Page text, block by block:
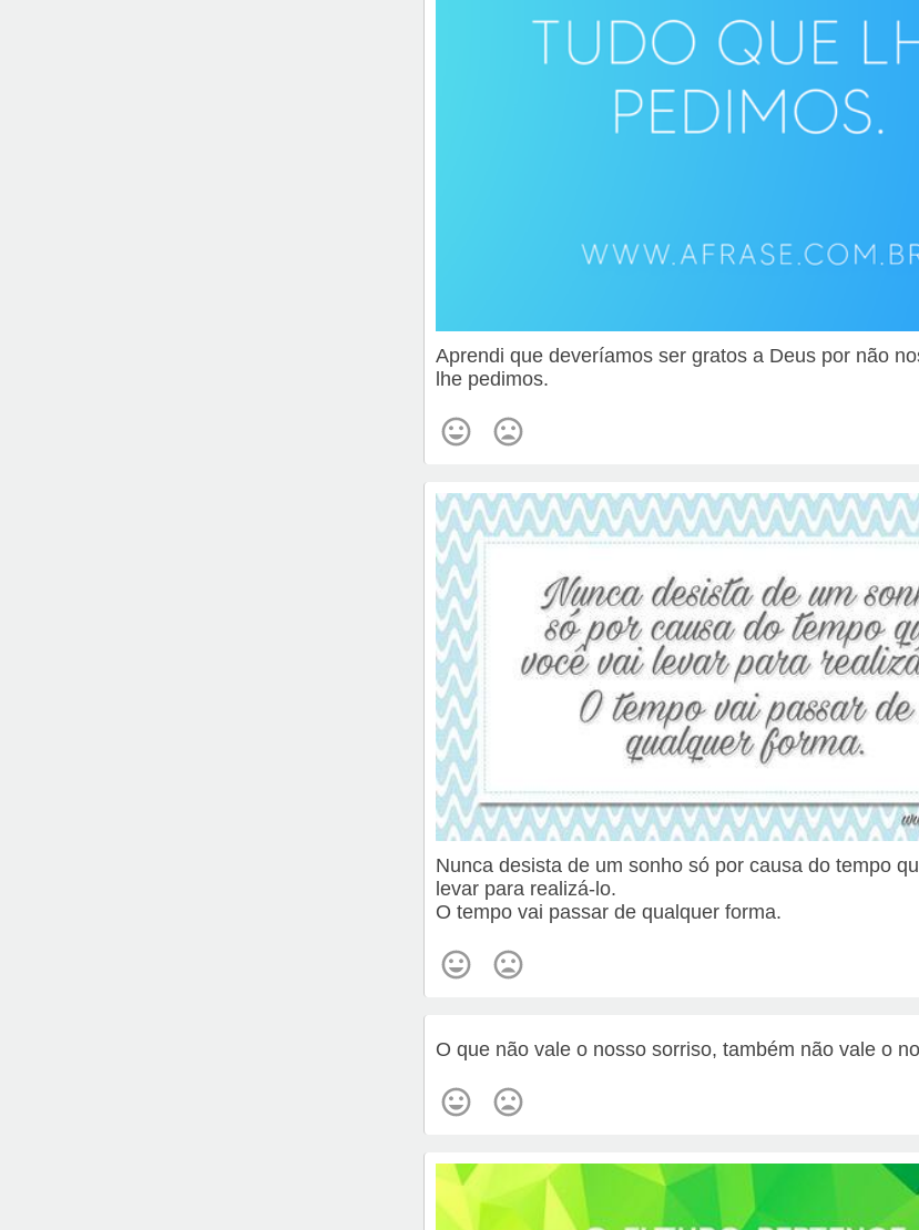
Aprendi que deveríamos ser gratos a Deus por não
lhe pedimos.
Nunca desista de um sonho só por causa do tempo
levar para realizá-lo.
O tempo vai passar de qualquer forma.
O que não vale o nosso sorriso, também não vale o